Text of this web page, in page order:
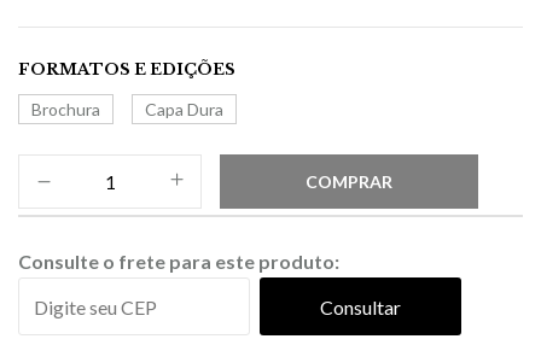
FORMATOS E EDIÇÕES
Brochura
Capa Dura
COMPRAR
Consulte o frete para este produto:
Consultar